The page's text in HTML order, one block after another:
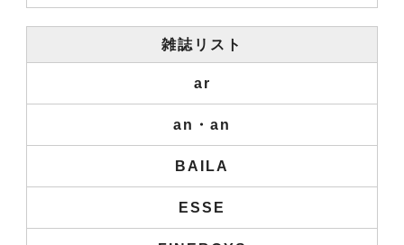
雑誌リスト
ar
an・an
BAILA
ESSE